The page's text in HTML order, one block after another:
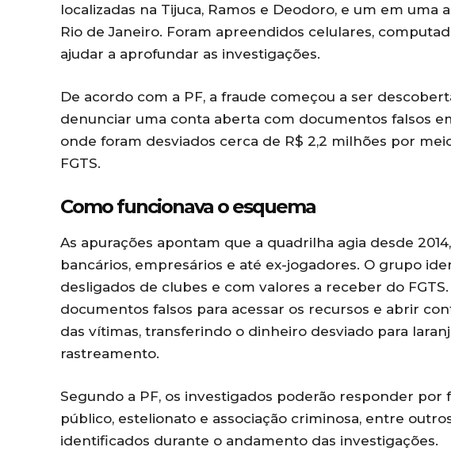
localizadas na Tijuca, Ramos e Deodoro, e um em uma
Rio de Janeiro. Foram apreendidos celulares,
ajudar a aprofundar as investigações.
De acordo com a PF, a fraude começou a ser
denunciar uma conta aberta com documentos falsos
onde foram desviados cerca de R$ 2,2 milhões por
FGTS.
Como funcionava o esquema
As apurações apontam que a quadrilha agia desde
bancários, empresários e até ex-jogadores. O grupo
desligados de clubes e com valores a receber do
documentos falsos para acessar os recursos e abrir
das vítimas, transferindo o dinheiro desviado para
rastreamento.
Segundo a PF, os investigados poderão responder por
público, estelionato e associação criminosa, entre
identificados durante o andamento das investigações.